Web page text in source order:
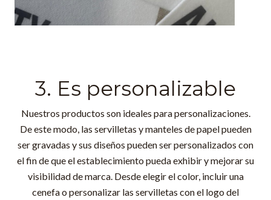
3. Es personalizable
Nuestros productos son ideales para personalizaciones.
De este modo, las servilletas y manteles de papel pueden
ser gravadas y sus diseños pueden ser personalizados con
el fin de que el establecimiento pueda exhibir y mejorar su
visibilidad de marca. Desde elegir el color, incluir una
cenefa o personalizar las servilletas con el logo del